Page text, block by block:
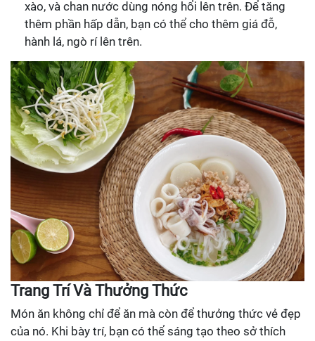
xào, và chan nước dùng nóng hổi lên trên. Để tăng
thêm phần hấp dẫn, bạn có thể cho thêm giá đỗ,
hành lá, ngò rí lên trên.
Trang Trí Và Thưởng Thức
Món ăn không chỉ để ăn mà còn để thưởng thức vẻ đẹp
của nó. Khi bày trí, bạn có thể sáng tạo theo sở thích